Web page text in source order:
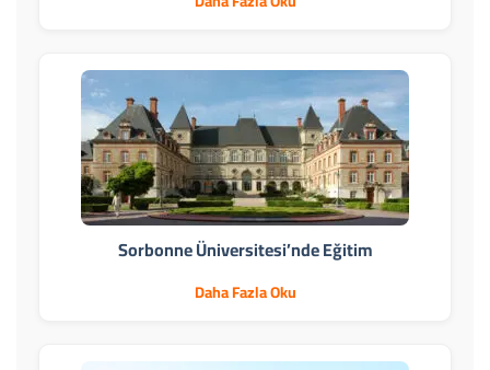
Sorbonne Üniversitesi’nde Eğitim
Daha Fazla Oku